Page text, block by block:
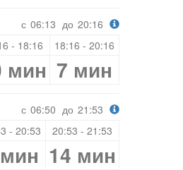
с 06:13 до 20:16
- 18:16 18:16 - 20:16
мин 7 мин
с 06:50 до 21:53
- 20:53 20:53 - 21:53
14 мин